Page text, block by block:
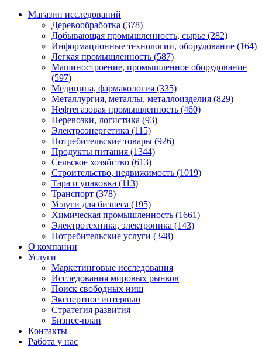
Магазин исследований
Деревообработка (378)
Добывающая промышленность, сырье (282)
Информационные технологии, оборудование (164)
Легкая промышленность (587)
Машиностроение, промышленное оборудование
(597)
Медицина, фармакология (335)
Металлургия, металлы, металлоизделия (829)
Нефтегазовая промышленность (460)
Перевозки, логистика (93)
Электроэнергетика (115)
Потребительские товары (926)
Продукты питания (1344)
Сельское хозяйство (613)
Строительство, недвижимость (1019)
Тара и упаковка (113)
Транспорт (378)
Услуги для бизнеса (195)
Химическая промышленность (1661)
Электротехника, электроника (143)
Потребительские услуги (348)
О компании
Услуги
Маркетинговые исследования
Исследования мировых рынков
Поиск свободных ниш
Экспертное интервью
Стратегия развития
Бизнес-план
Контакты
Работа у нас